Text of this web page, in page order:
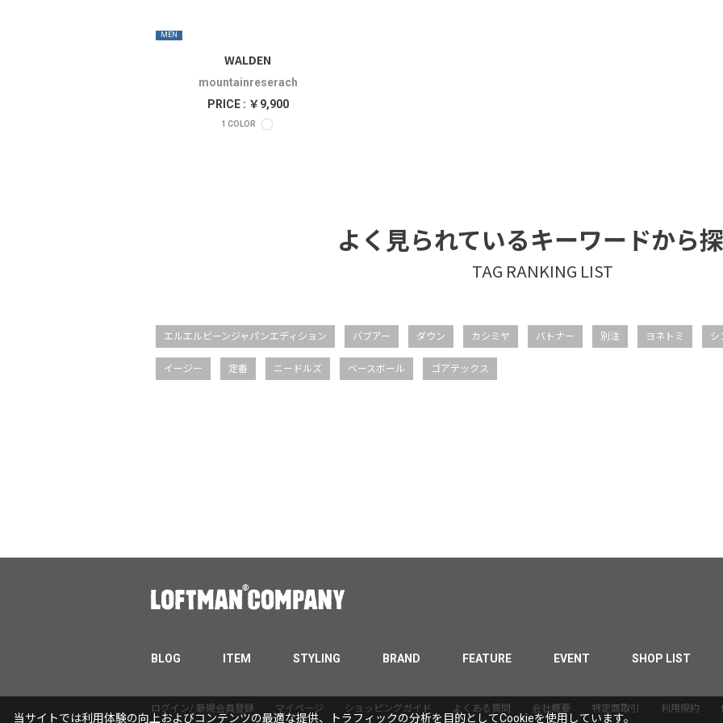
MEN
WALDEN
mountainreserach
PRICE : ￥9,900
1 COLOR
よく見られているキーワードから
エルエルビーンジャパンエディション バブアー ダウン カシミヤ バトナー 別注 ヨネトミ シ
イージー 定番 ニードルズ ベースボール ゴアテックス
BLOG ITEM STYLING BRAND FEATURE EVENT SHOP LIST
ログイン/ 新規会員登録 マイページ ショッピングガイド よくある質問 会社概要 特定商取引 利用規約
当サイトでは利用体験の向上およびコンテンツの最適な提供、トラフィックの分析を目的としてCookieを使用しています。